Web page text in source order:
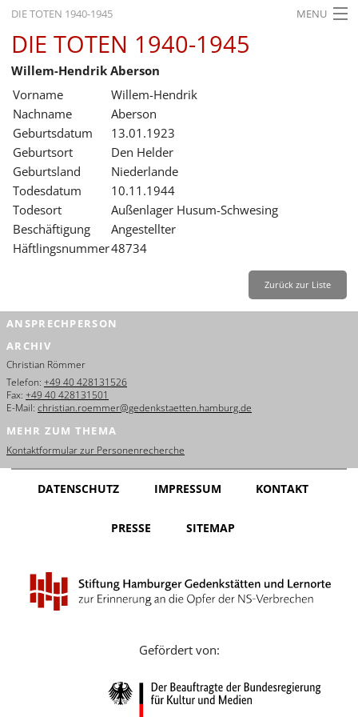
DIE TOTEN 1940-1945 MENU
STARTSEITE
AKTUELLES
AUSSTELLUNGEN
GESCHICHTE
BILDUNG
FORSCHUNG
SERVICE
Français
Dansk
Español
Nederlands
Português
Русский
Leichte Sprache
DIE TOTEN 1940-1945
Willem-Hendrik Aberson
Vorname
Willem-Hendrik
Nachname
Aberson
Geburtsdatum
13.01.1923
Geburtsort
Den Helder
Geburtsland
Niederlande
Todesdatum
10.11.1944
Todesort
Außenlager Husum-Schwesing
Beschäftigung
Angestellter
Häftlingsnummer48734
Zurück zur Liste
ANSPRECHPERSON
ARCHIV
Christian Römmer
Telefon: +49 40 428131526
Fax: +49 40 428131501
E-Mail: christian.roemmer@gedenkstaetten.hamburg.de
MEHR ZUM THEMA
Kontaktformular zur Personenrecherche
DATENSCHUTZ IMPRESSUM KONTAKT
PRESSE SITEMAP
Gefördert von: